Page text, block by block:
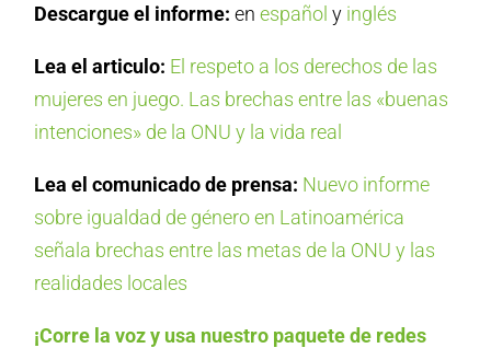
Descargue el informe: enespañol y inglés
Lea el articulo: El respeto a los derechos de las
mujeres en juego. Las brechas entre las «buenas
intenciones» de la ONU y la vida real
Lea el comunicado de prensa: Nuevo informe
sobre igualdad de género en Latinoamérica
señala brechas entre las metas de la ONU y las
realidades locales
¡Corre la voz y usa nuestro paquete de redes